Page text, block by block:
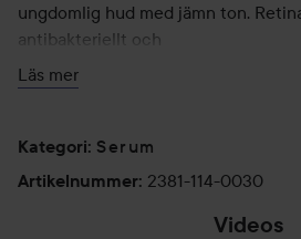
ungdomlig hud med jämn ton.
antibakteriellt och
motverkar Propionibacterium acnes
Hyaluronsyra har en unik förmåga
kvar mer än 1 000 gånger sin egen
luften och de undre hudlagren till
Läs mer
Kategori: Serum
Artikelnummer: 2381-114-0030
Videos